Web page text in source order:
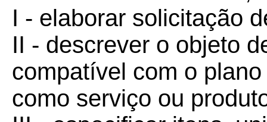
I - elaborar solicitação
II - descrever o objeto
compatível com o
como serviço ou